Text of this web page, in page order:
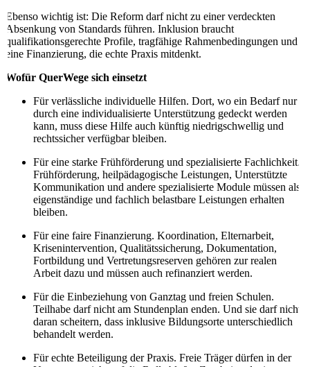
Ebenso wichtig ist: Die Reform darf nicht zu einer verdeckten
Absenkung von Standards führen. Inklusion braucht
qualifikationsgerechte Profile, tragfähige Rahmenbedingungen und
eine Finanzierung, die echte Praxis mitdenkt.
Wofür QuerWege sich einsetzt
Für verlässliche individuelle Hilfen. Dort, wo ein Bedarf nur
durch eine individualisierte Unterstützung gedeckt werden
kann, muss diese Hilfe auch künftig niedrigschwellig und
rechtssicher verfügbar bleiben.
Für eine starke Frühförderung und spezialisierte Fachlichkeit.
Frühförderung, heilpädagogische Leistungen, Unterstützte
Kommunikation und andere spezialisierte Module müssen als
eigenständige und fachlich belastbare Leistungen erhalten
bleiben.
Für eine faire Finanzierung. Koordination, Elternarbeit,
Krisenintervention, Qualitätssicherung, Dokumentation,
Fortbildung und Vertretungsreserven gehören zur realen
Arbeit dazu und müssen auch refinanziert werden.
Für die Einbeziehung von Ganztag und freien Schulen.
Teilhabe darf nicht am Stundenplan enden. Und sie darf nicht
daran scheitern, dass inklusive Bildungsorte unterschiedlich
behandelt werden.
Für echte Beteiligung der Praxis. Freie Träger dürfen in der